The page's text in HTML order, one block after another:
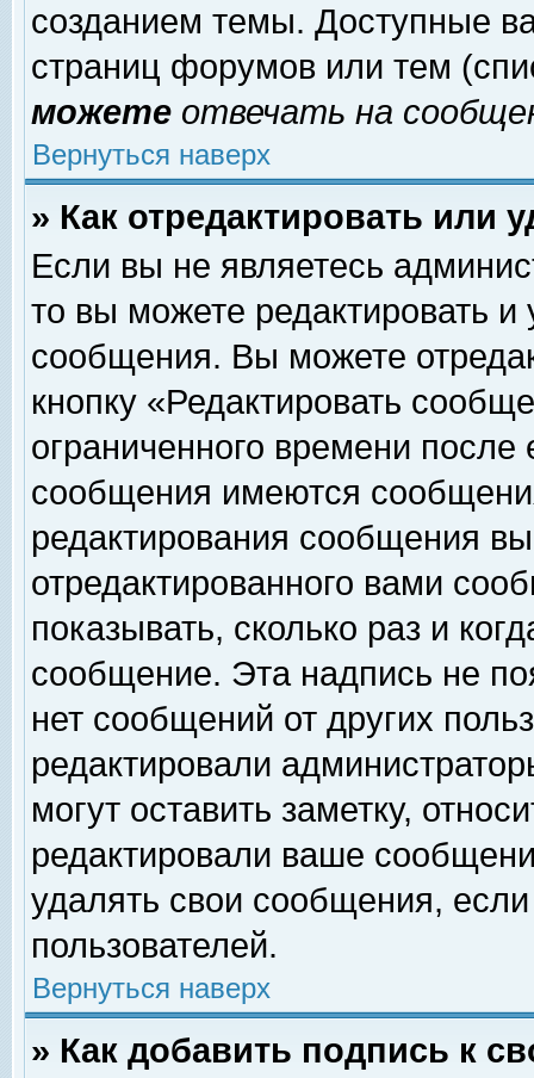
созданием темы. Доступные
страниц форумов или тем
можете отвечать на
Вернуться наверх
» Как отредактировать или
Если вы не являетесь
то вы можете редактировать и
сообщения. Вы можете
кнопку «Редактировать
ограниченного времени
сообщения имеются
редактирования сообщения
отредактированного вами
показывать, сколько раз и
сообщение. Эта надпись не
нет сообщений от других
редактировали
могут оставить заметку,
редактировали ваше
удалять свои сообщения,
пользователей.
Вернуться наверх
» Как добавить подпись к